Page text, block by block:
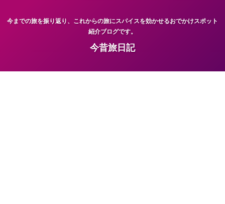
今までの旅を振り返り、これからの旅にスパイスを効かせるおでかけスポット
紹介ブログです。
今昔旅日記